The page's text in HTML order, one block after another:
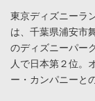
東京ディズニーラ
は、千葉県浦安市
のディズニーパー
人で日本第２位。
ー・カンパニーと